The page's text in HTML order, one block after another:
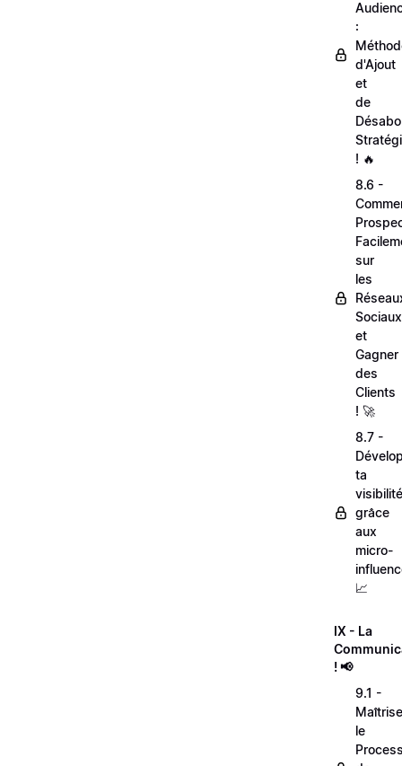
:
d'Ajout
et
de
! 🔥
8.6 -
sur
les
Sociaux
et
Gagner
des
Clients
! 🚀
8.7 -
ta
visibilité
grâce
aux
micro-
📈
IX - La
! 📢
9.1 -
Maîtrise
le